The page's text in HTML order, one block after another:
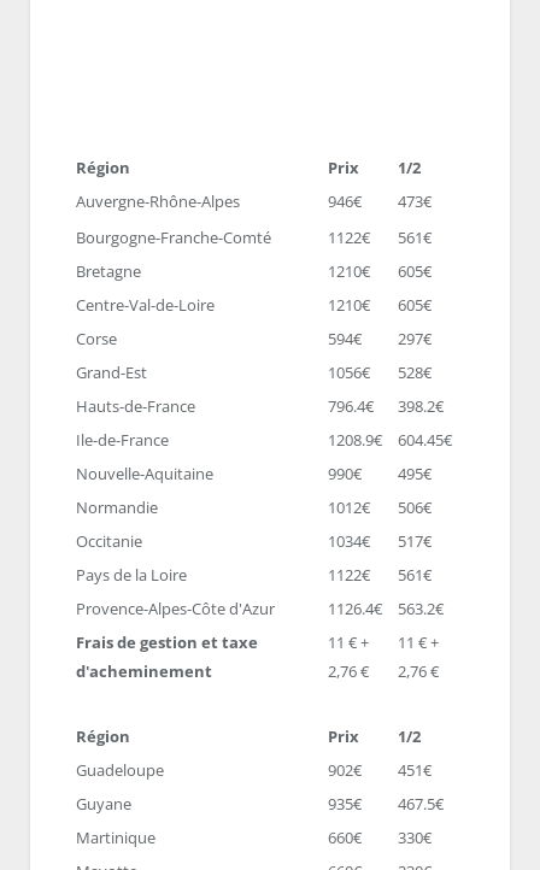
Région Prix
1/2
Auvergne-Rhône-Alpes
946€
473€
Bourgogne-Franche-Comté
1122€
561€
Bretagne
1210€
605€
Centre-Val-de-Loire
1210€
605€
Corse
594€
297€
Grand-Est
1056€
528€
Hauts-de-France
796.4€
398.2€
Ile-de-France
1208.9€
604.45€
Nouvelle-Aquitaine
990€
495€
Normandie
1012€
506€
Occitanie
1034€
517€
Pays de la Loire
1122€
561€
Provence-Alpes-Côte d'Azur
1126.4€
563.2€
Frais de gestion et taxe
d'acheminement
11 € +
2,76 €
11 € +
2,76 €
Région Prix
1/2
Guadeloupe
902€
451€
Guyane
935€
467.5€
Martinique
660€
330€